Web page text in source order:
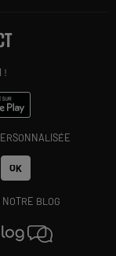
!
OK
BLOG